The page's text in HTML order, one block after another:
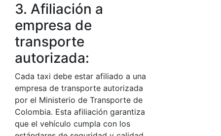
3. Afiliación a
empresa de
transporte
autorizada:
Cada taxi debe estar afiliado a una
empresa de transporte autorizada
por el Ministerio de Transporte de
Colombia. Esta afiliación garantiza
que el vehículo cumpla con los